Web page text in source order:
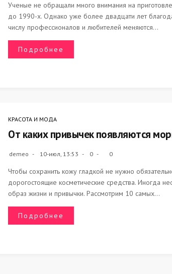
Ученые не обращали много внимания на
до 1990-х. Однако уже более двадцати лет
числу профессионалов и любителей меняются...
Подробнее
КРАСОТА И МОДА
От каких привычек появляются
demeo 10-июл, 13:53 0 0
Чтобы сохранить кожу гладкой не нужно
дорогостоящие косметические средства. Иногда
образ жизни и привычки. Рассмотрим 10 самых...
Подробнее